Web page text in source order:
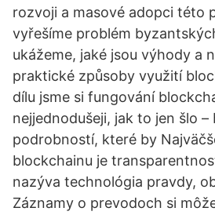
rozvoji a masové adopci této
vyřešíme problém
ukážeme, jaké jsou výhody a
praktické způsoby využití
dílu jsme si fungování
nejjednodušeji, jak to jen šlo
podrobností, které by
blockchainu je
nazýva technológia pravdy,
Záznamy o prevodoch si